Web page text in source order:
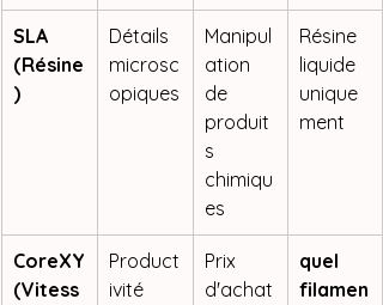
SLA
(Résine
)
Détails
microsc
opiques
Manipul
ation
de
produit
s
chimiqu
es
Résine
liquide
unique
ment
CoreXY
(Vitess
Product
ivité
Prix
d'achat
quel
filamen